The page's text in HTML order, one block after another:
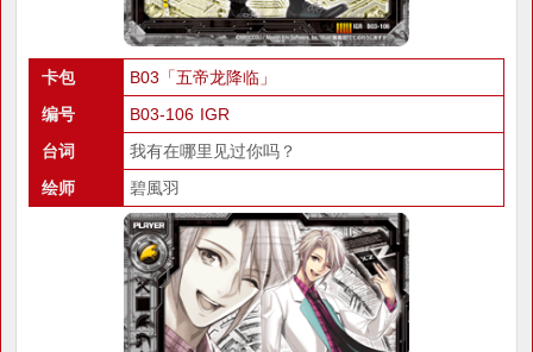
卡包
B03「五帝龙降临」
编号
B03-106 IGR
台词
我有在哪里见过你吗？
绘师
碧風羽